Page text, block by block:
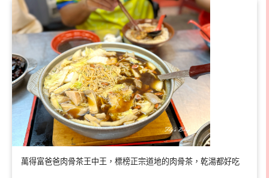
萬得富爸爸肉骨茶王中王，標榜正宗道地的肉骨茶，乾湯都好吃